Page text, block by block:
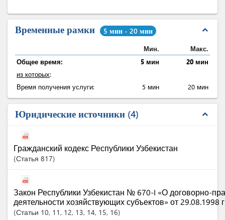
Временные рамки 5 мин - 20 мин expand_less
Мин.
Макс.
Общее время:
5 мин
20 мин
из которых:
Время получения услуги:
5 мин 20 мин
Юридические источники 4 expand_less
Гражданский кодекс Республики Узбекистан
Статья 817
Закон Республики Узбекистан № 670-I «О договорно-
деятельности хозяйствующих субъектов» от 29.08.1998
Статьи 10, 11 , 12, 13, 14, 15, 16